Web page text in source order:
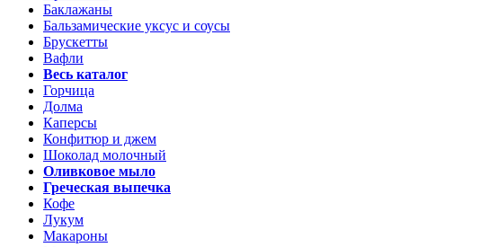
Баклажаны
Бальзамические уксус и соусы
Брускетты
Вафли
Весь каталог
Горчица
Долма
Каперсы
Конфитюр и джем
Шоколад молочный
Оливковое мыло
Греческая выпечка
Кофе
Лукум
Макароны